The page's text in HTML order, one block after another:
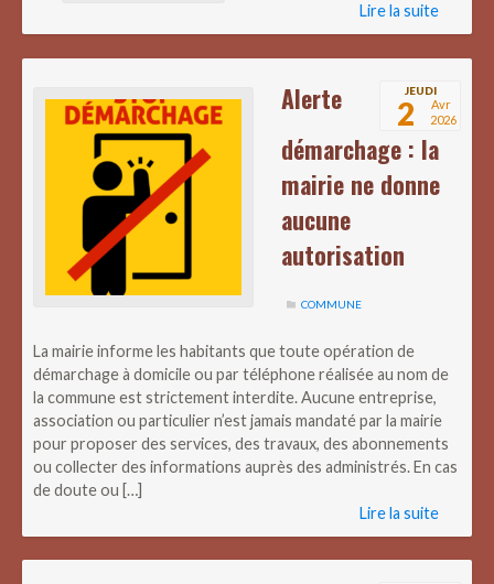
Lire la suite
JEUDI
2
Avr
2026
Alerte
démarchage : la
mairie ne donne
aucune
autorisation
COMMUNE
La mairie informe les habitants que toute opération de
démarchage à domicile ou par téléphone réalisée au nom de
la commune est strictement interdite. Aucune entreprise,
association ou particulier n’est jamais mandaté par la mairie
pour proposer des services, des travaux, des abonnements
ou collecter des informations auprès des administrés. En cas
de doute ou […]
Lire la suite